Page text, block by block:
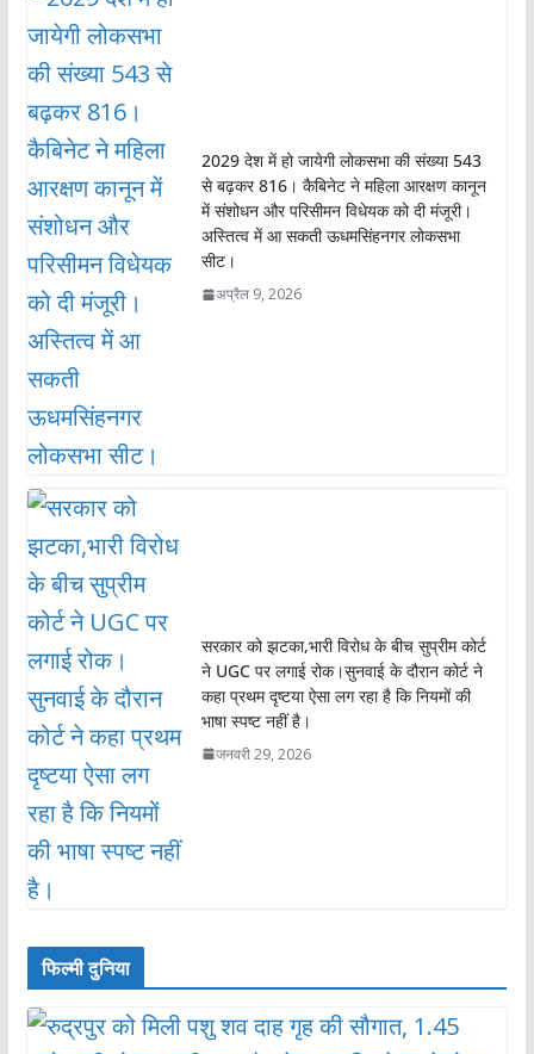
2029 देश में हो जायेगी लोकसभा की संख्या 543
से बढ़कर 816। कैबिनेट ने महिला आरक्षण कानून
में संशोधन और परिसीमन विधेयक को दी मंजूरी।
अस्तित्व में आ सकती ऊधमसिंहनगर लोकसभा
सीट।
अप्रैल 9, 2026
सरकार को झटका,भारी विरोध के बीच सुप्रीम कोर्ट
ने UGC पर लगाई रोक।सुनवाई के दौरान कोर्ट ने
कहा प्रथम दृष्टया ऐसा लग रहा है कि नियमों की
भाषा स्पष्ट नहीं है।
जनवरी 29, 2026
फिल्मी दुनिया